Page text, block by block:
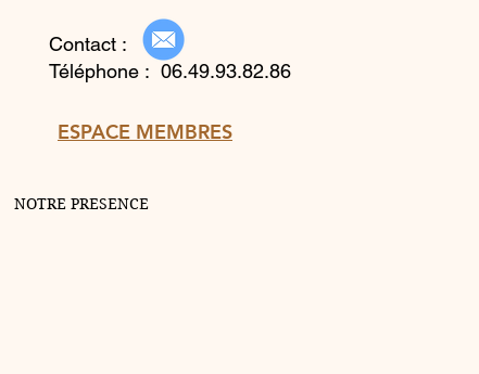
Contact :
Téléphone : 06.49.93.82.86
ESPACE MEMBRES
NOTRE PRESENCE